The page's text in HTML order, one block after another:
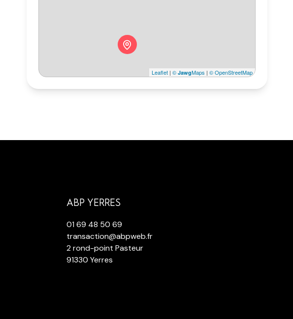
Leaflet| © JawgMaps | © OpenStreetMap
ABP YERRES
01 69 48 50 69
transaction@abpweb.fr
2 rond-point Pasteur
91330 Yerres